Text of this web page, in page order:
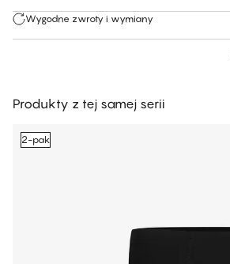
Wygodne zwroty i wymiany
Produkty z tej samej serii
2-pak